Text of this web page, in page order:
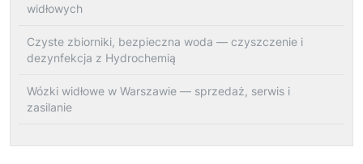
widłowych
Czyste zbiorniki, bezpieczna woda — czyszczenie i
dezynfekcja z Hydrochemią
Wózki widłowe w Warszawie — sprzedaż, serwis i
zasilanie